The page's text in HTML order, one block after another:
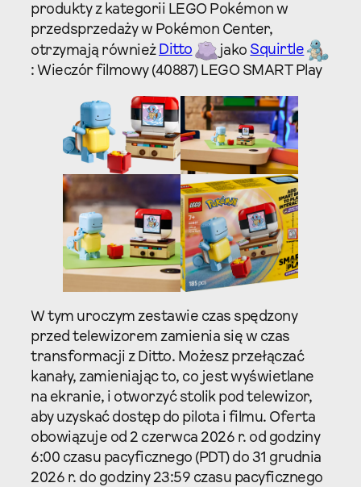
produkty z kategorii LEGO Pokémon w
przedsprzedaży w Pokémon Center,
otrzymają również Ditto jako Squirtle
: Wieczór filmowy (40887) LEGO SMART Play
W tym uroczym zestawie czas spędzony
przed telewizorem zamienia się w czas
transformacji z Ditto. Możesz przełączać
kanały, zamieniając to, co jest wyświetlane
na ekranie, i otworzyć stolik pod telewizor,
aby uzyskać dostęp do pilota i filmu. Oferta
obowiązuje od 2 czerwca 2026 r. od godziny
6:00 czasu pacyficznego (PDT) do 31 grudnia
2026 r. do godziny 23:59 czasu pacyficznego